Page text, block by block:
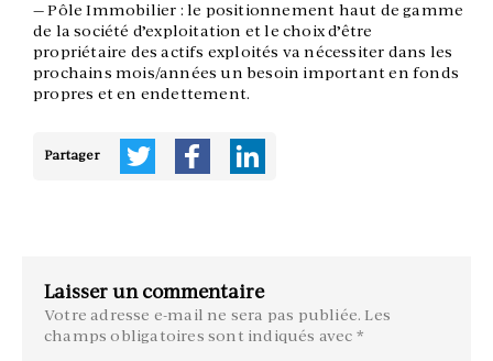
― Pôle Immobilier : le positionnement haut de gamme
de la société d’exploitation et le choix d’être
propriétaire des actifs exploités va nécessiter dans les
prochains mois/années un besoin important en fonds
propres et en endettement.
Partager
Laisser un commentaire
Votre adresse e-mail ne sera pas publiée. Les
champs obligatoires sont indiqués avec *